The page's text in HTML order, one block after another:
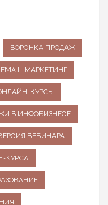
ВОРОНКА ПРОДАЖ
EMAIL-МАРКЕТИНГ
КУРСЫ
В ИНФОБИЗНЕСЕ
ВЕБИНАРА
КУРСА